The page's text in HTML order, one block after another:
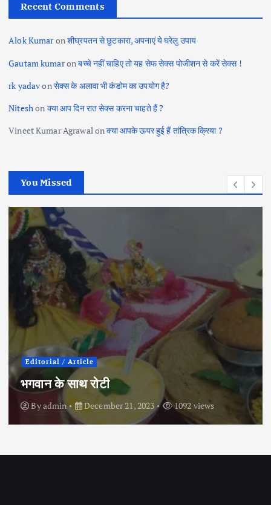
Recent Comments
Alok Kumaronशीघ्रपतन से छुटकारा, अपनाएं ये घरेलु उपाय
Gautam kumaronबच्चे नहीं चाहिए तो यह सेफ सेक्स पोजीशन से करें सेक्स !
rk yadavonसेक्स के अलावा भी कंडोम का उपयोग है?
Nitesh on क्या आप दिन रात सेक्स करना चाहते हैं ?
Vineet Kumar Agrawal onक्या आपके ऊपर हुई हैं तांत्रिक क्रिया ?
You Missed
/ Article
के साथ रोटी
admin December 21, 2023 1092 views By